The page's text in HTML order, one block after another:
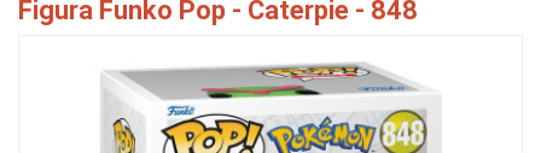
Figura Funko Pop - Caterpie - 848